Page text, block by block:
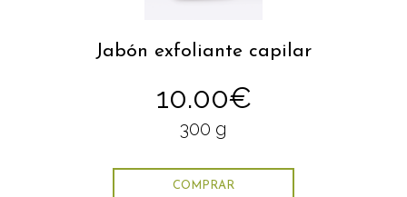
Jabón exfoliante capilar
10.00€
300 g
COMPRAR